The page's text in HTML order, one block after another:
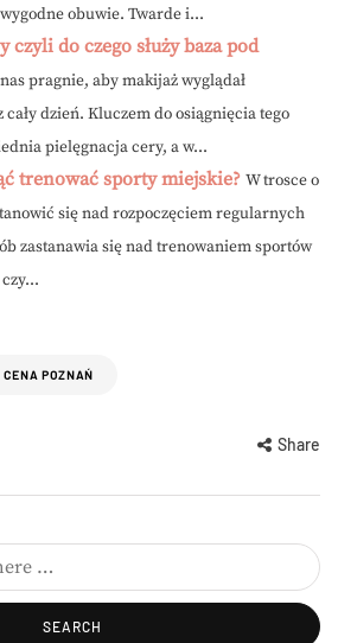
obuwie. Twarde i...
czyli do czego służy baza pod
pragnie, aby makijaż wyglądał
dzień. Kluczem do osiągnięcia tego
pielęgnacja cery, a w...
trenować sporty miejskie? W trosce o
się nad rozpoczęciem regularnych
zastanawia się nad trenowaniem sportów
CENA POZNAŃ
Share